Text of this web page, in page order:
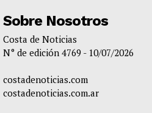
Sobre Nosotros
Costa de Noticias
N° de edición 4769 - 10/07/2026
costadenoticias.com
costadenoticias.com.ar